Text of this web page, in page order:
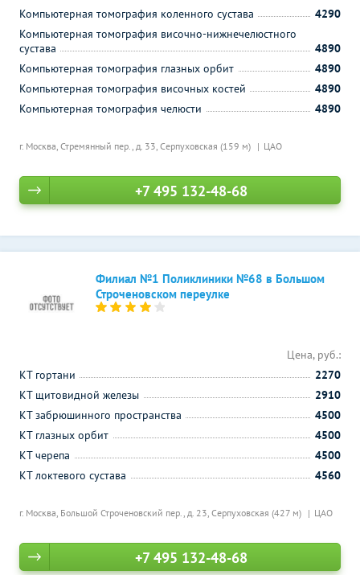
г. Москва, Стремянный пер., д. 33, Серпуховская (159 м) ЦАО
Компьютерная томография коленного сустава
4290
Компьютерная томография височно-нижнечелюстного
сустава
4890
Компьютерная томография глазных орбит
4890
Компьютерная томография височных костей
4890
Компьютерная томография челюсти
4890
+7 495 132-48-68
Филиал №1 Поликлиники №68 в Большом
Строченовском переулке
г. Москва, Большой Строченовский пер., д. 23, Серпуховская (427 м) ЦАО
Цена, руб.:
КТ гортани
2270
КТ щитовидной железы
2910
КТ забрюшинного пространства
4500
КТ глазных орбит
4500
КТ черепа
4500
КТ локтевого сустава
4560
+7 495 132-48-68